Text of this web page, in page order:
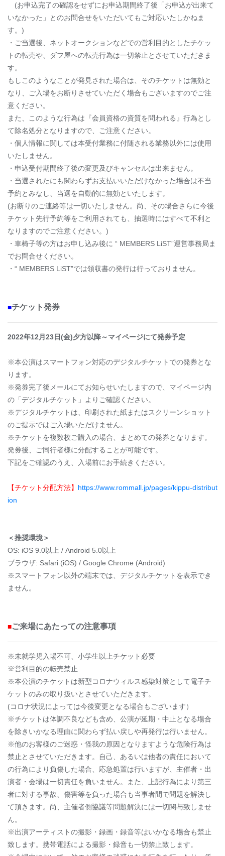
(お申込完了の確認をせずにお申込期間終了後「お申込が出来て
いなかった」とのお問合せをいただいてもご対応いたしかねま
す。)
・ご当選後、ネットオークションなどでの営利目的としたチケッ
トの転売や、ダフ屋への転売行為は一切禁止とさせていただきま
す。
もしこのようなことが発見された場合は、そのチケットは無効と
なり、ご入場をお断りさせていただく場合もございますのでご注
意ください。
また、このような行為は『会員資格の資質を問われる』行為とし
て除名処分となりますので、ご注意ください。
・個人情報に関しては本受付業務に付随される業務以外には使用
いたしません。
・申込受付期間終了後の変更及びキャンセルは出来ません。
・当選されたにも関わらずお支払いいただけなかった場合は不当
予約とみなし、当選を自動的に無効といたします。
(お断りのご連絡等は一切いたしません。尚、その場合さらに今後
チケット先行予約等をご利用されても、抽選時にはすべて不利と
なりますのでご注意ください。)
・車椅子等の方はお申し込み後に “ MEMBERS LiST”運営事務局ま
でお問合せください。
・“ MEMBERS LiST”では領収書の発行は行っておりません。
■チケット発券
2022年12月23日(金)夕方以降～マイページにて発券予定
※本公演はスマートフォン対応のデジタルチケットでの発券とな
ります。
※発券完了後メールにてお知らせいたしますので、マイページ内
の「デジタルチケット」よりご確認ください。
※デジタルチケットは、印刷された紙またはスクリーンショット
のご提示ではご入場いただけません。
※チケットを複数枚ご購入の場合、まとめての発券となります。
発券後、ご同行者様に分配することが可能です。
下記をご確認のうえ、入場前にお手続きください。
【チケット分配方法】 https://www.rommall.jp/pages/kippu-distribut
ion
＜推奨環境＞
OS: iOS 9.0以上 / Android 5.0以上
ブラウザ: Safari (iOS) / Google Chrome (Android)
※スマートフォン以外の端末では、デジタルチケットを表示でき
ません。
■ご来場にあたっての注意事項
※未就学児入場不可、小学生以上チケット必要
※営利目的の転売禁止
※本公演のチケットは新型コロナウィルス感染対策として電子チ
ケットのみの取り扱いとさせていただきます。
(コロナ状況によっては今後変更となる場合もございます）
※チケットは体調不良なども含め、公演が延期・中止となる場合
を除きいかなる理由に関わらず払い戻しや再発行は行いません。
※他のお客様のご迷惑・怪我の原因となりますような危険行為は
禁止とさせていただきます。自己、あるいは他者の責任において
の行為により負傷した場合、応急処置は行いますが、主催者・出
演者・会場は一切責任を負いません。また、上記行為により第三
者に対する事故、傷害等を負った場合も当事者間で問題を解決し
て頂きます。尚、主催者側協議等問題解決には一切関与致しませ
ん。
※出演アーティストの撮影・録画・録音等はいかなる場合も禁止
致します。携帯電話による撮影・録音も一切禁止致します。